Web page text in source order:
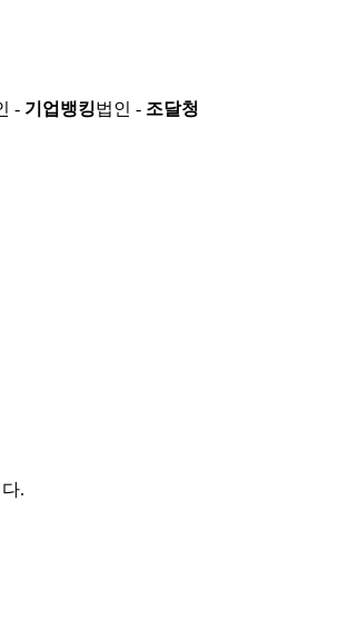
- 기업뱅킹법인 - 조달청
.